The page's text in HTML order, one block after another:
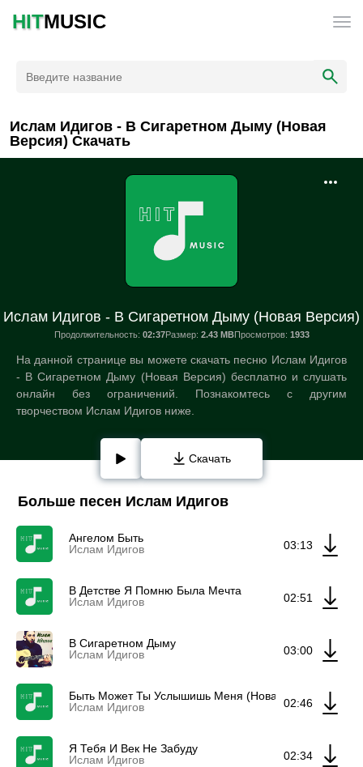
HITMUSIC
Ислам Идигов - В Сигаретном Дыму (Новая
Версия) Скачать
Ислам Идигов - В Сигаретном Дыму (Новая Версия)
Продолжительность: 02:37Размер: 2.43 MBПросмотров: 1933
На данной странице вы можете скачать песню Ислам Идигов
- В Сигаретном Дыму (Новая Версия) бесплатно и слушать
онлайн без ограничений. Познакомтесь с другим
творчеством Ислам Идигов ниже.
Скачать
Больше песен Ислам Идигов
Ангелом Быть
Ислам Идигов
03:13
В Детстве Я Помню Была Мечта
Ислам Идигов
02:51
В Сигаретном Дыму
Ислам Идигов
03:00
Быть Может Ты Услышишь Меня (Новая Версия)
Ислам Идигов
02:46
Я Тебя И Век Не Забуду
Ислам Идигов
02:34